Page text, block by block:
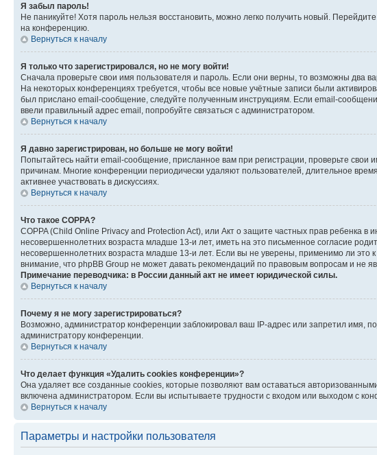
Я забыл пароль!
Не паникуйте! Хотя пароль нельзя восстановить, можно легко получить новый.
на конференцию.
Вернуться к началу
Я только что зарегистрировался, но не могу войти!
Сначала проверьте свои имя пользователя и пароль. Если они верны, то возможны два
На некоторых конференциях требуется, чтобы все новые учётные записи были
был прислано email-сообщение, следуйте полученным инструкциям. Если email-
ввели правильный адрес email, попробуйте связаться с администратором.
Вернуться к началу
Я давно зарегистрирован, но больше не могу войти!
Попытайтесь найти email-сообщение, присланное вам при регистрации, проверьте
причинам. Многие конференции периодически удаляют пользователей, длительное
активнее участвовать в дискуссиях.
Вернуться к началу
Что такое COPPA?
COPPA (Child Online Privacy and Protection Act), или Акт о защите частных прав ребенка
несовершеннолетних возраста младше 13-и лет, иметь на это письменное согласие
несовершеннолетних возраста младше 13-и лет. Если вы не уверены, применимо ли это
внимание, что phpBB Group не может давать рекомендаций по правовым вопросам и не
Примечание переводчика: в России данный акт не имеет юридической силы.
Вернуться к началу
Почему я не могу зарегистрироваться?
Возможно, администратор конференции заблокировал ваш IP-адрес или запретил имя,
администратору конференции.
Вернуться к началу
Что делает функция «Удалить cookies конференции»?
Она удаляет все созданные cookies, которые позволяют вам оставаться
включена администратором. Если вы испытываете трудности с входом или выходом с
Вернуться к началу
Параметры и настройки пользователя